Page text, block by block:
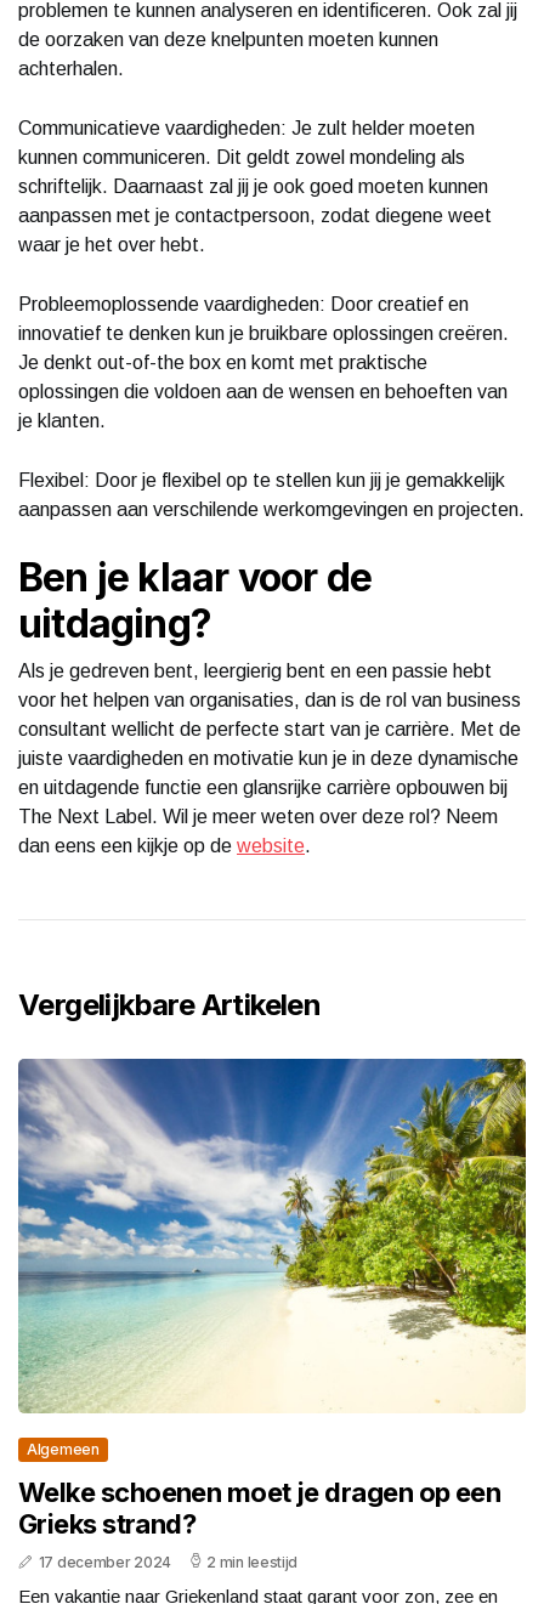
problemen te kunnen analyseren en identificeren. Ook zal jij
de oorzaken van deze knelpunten moeten kunnen
achterhalen.
Communicatieve vaardigheden: Je zult helder moeten
kunnen communiceren. Dit geldt zowel mondeling als
schriftelijk. Daarnaast zal jij je ook goed moeten kunnen
aanpassen met je contactpersoon, zodat diegene weet
waar je het over hebt.
Probleemoplossende vaardigheden: Door creatief en
innovatief te denken kun je bruikbare oplossingen creëren.
Je denkt out-of-the box en komt met praktische
oplossingen die voldoen aan de wensen en behoeften van
je klanten.
Flexibel: Door je flexibel op te stellen kun jij je gemakkelijk
aanpassen aan verschilende werkomgevingen en projecten.
Ben je klaar voor de
uitdaging?
Als je gedreven bent, leergierig bent en een passie hebt
voor het helpen van organisaties, dan is de rol van business
consultant wellicht de perfecte start van je carrière. Met de
juiste vaardigheden en motivatie kun je in deze dynamische
en uitdagende functie een glansrijke carrière opbouwen bij
The Next Label. Wil je meer weten over deze rol? Neem
dan eens een kijkje op de website.
Vergelijkbare Artikelen
Algemeen
Welke schoenen moet je dragen op een
Grieks strand?
17 december 2024 2 min leestijd
Een vakantie naar Griekenland staat garant voor zon, zee en